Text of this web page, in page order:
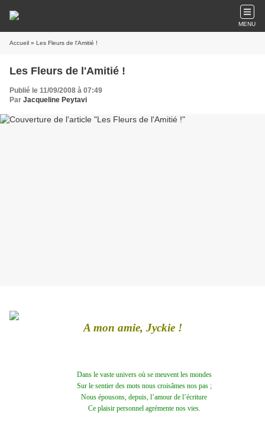
MENU
Accueil » Les Fleurs de l'Amitié !
Les Fleurs de l'Amitié !
Publié le 11/09/2008 à 07:49
Par Jacqueline Peytavi
A mon amie, Jyckie !
Dans le vaste univers où se meuvent les mondes
Sur le sentier des mots nous croisâmes nos pas ;
Nous épousons, depuis, l’amour de l’écriture
Ce plaisir personnel agrémente nos vies.